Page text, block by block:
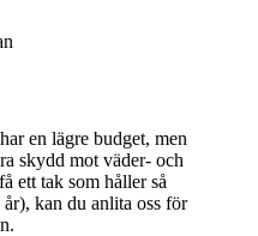
en lägre budget, men
skydd mot väder- och
ett tak som håller så
kan du anlita oss för